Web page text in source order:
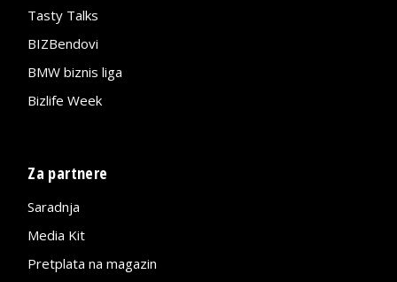
Tasty Talks
BIZBendovi
BMW biznis liga
Bizlife Week
Za partnere
Saradnja
Media Kit
Pretplata na magazin